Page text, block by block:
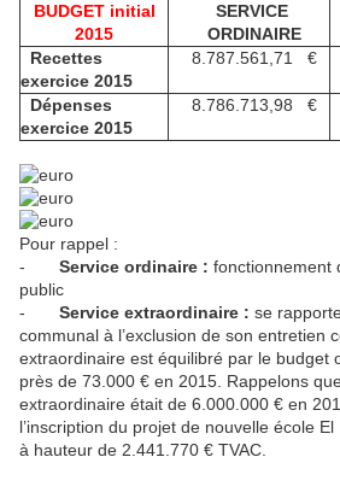
BUDGET initial
2015
SERVICE
ORDINAIRE
Recettes
exercice 2015
8.787.561,71 €
Dépenses
exercice 2015
8.786.713,98 €
Pour rappel :
-
Service ordinaire : fonctionnement
public
- Service extraordinaire : se
communal à l’exclusion de son entretien
extraordinaire est équilibré par le budget
près de 73.000 € en 2015. Rappelons
extraordinaire était de 6.000.000 € en
l’inscription du projet de nouvelle école
à hauteur de 2.441.770 € TVAC.